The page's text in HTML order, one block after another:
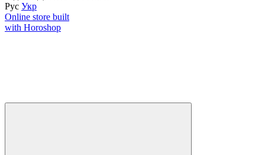
Рус Укр
Online store built
with Horoshop